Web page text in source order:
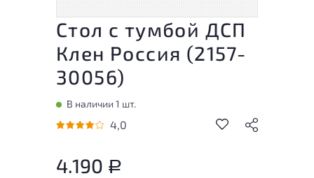
Стол с тумбой ДСП
Клен Россия (2157-
30056)
В наличии 1 шт.
4,0
4.190 Р